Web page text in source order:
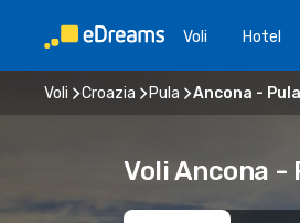
Voli Hotel
Voli Croazia Pula Ancona - Pula
Voli Ancona -